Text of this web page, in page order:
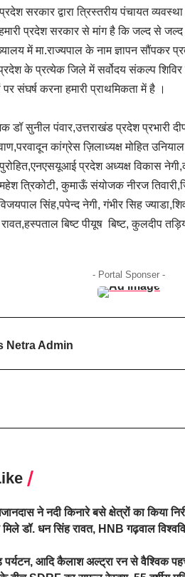
सरकार द्वारा त्रिस्तरीय पंचायत
प्रदेश सरकार से मांग है कि जल्द से
में मा.राज्यपाल के नाम ज्ञापन सौंपकर
प्रदेश के प्रत्येक जिले में सर्वोदय संकल्प
संघर्ष करना हमारी प्राथमिकता में है ।
सुनील पंवार,उत्तराखंड प्रदेश प्रभारी
कांग्रेस ज़िलाध्यक्ष मोहित
प्रदेश अध्यक्ष विकास
त्रिकोटी, कुमाऊँ संयोजक नीरज
सिंह,पपेन्द नेगी, गंभीर सिह
बिष्ट पीयूष बिष्ट, कुलदीप
- Portal Sponser -
Netra Admin
ने नदी किनारे बसे क्षेत्रों का किया
मिले डॉ. धन सिंह रावत, HNB गढ़वाल
पर्यटन, आदि कैलाश अल्ट्रा रन से वैश्विक